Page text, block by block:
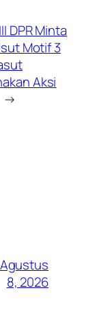
DPR Minta
Motif 3
Aksi
→
Agustus
8, 2026